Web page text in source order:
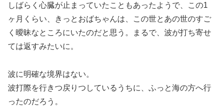
しばらく心臓が止まっていたこともあったようで、この1
ヶ月くらい、きっとおばちゃんは、この世とあの世のすご
く曖昧なところにいたのだと思う。まるで、波が打ち寄せ
ては返すみたいに。
波に明確な境界はない。
波打際を行きつ戻りつしているうちに、ふっと海の方へ行
ったのだろう。